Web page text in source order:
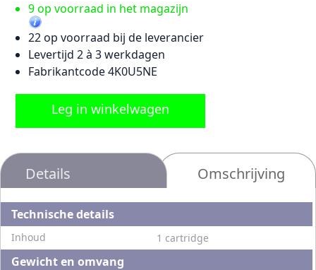
9 op voorraad in het magazijn
22 op voorraad bij de leverancier
Levertijd 2 à 3 werkdagen
Fabrikantcode 4K0U5NE
Leg in winkelwagen
Details Omschrijving
Technische details
Inhoud 1 cartridge
Gewicht en omvang